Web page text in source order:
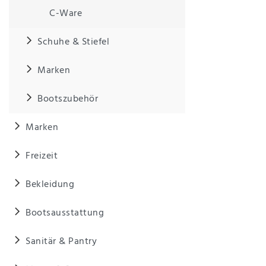
C-Ware
Schuhe & Stiefel
Marken
Bootszubehör
Marken
Freizeit
Bekleidung
Bootsausstattung
Sanitär & Pantry
Anf
rag
sen
n